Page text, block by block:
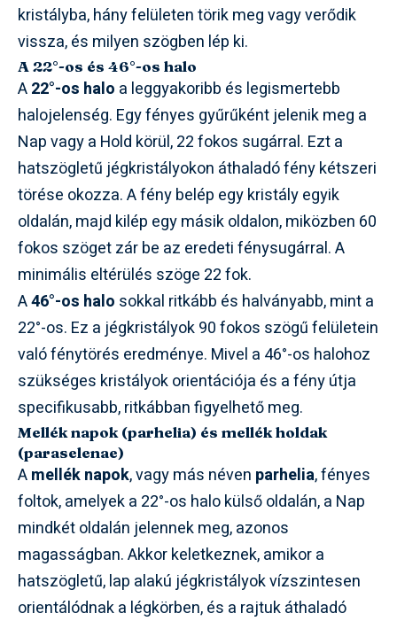
kristályba, hány felületen törik meg vagy verődik
vissza, és milyen szögben lép ki.
A 22°-os és 46°-os halo
A22°-os halo a leggyakoribb és legismertebb
halojelenség. Egy fényes gyűrűként jelenik meg a
Nap vagy a Hold körül, 22 fokos sugárral. Ezt a
hatszögletű jégkristályokon áthaladó fény kétszeri
törése okozza. A fény belép egy kristály egyik
oldalán, majd kilép egy másik oldalon, miközben 60
fokos szöget zár be az eredeti fénysugárral. A
minimális eltérülés szöge 22 fok.
A46°-os halo sokkal ritkább és halványabb, mint a
22°-os. Ez a jégkristályok 90 fokos szögű felületein
való fénytörés eredménye. Mivel a 46°-os halohoz
szükséges kristályok orientációja és a fény útja
specifikusabb, ritkábban figyelhető meg.
Mellék napok (parhelia) és mellék holdak
(paraselenae)
Amellék napok, vagy más néven parhelia, fényes
foltok, amelyek a 22°-os halo külső oldalán, a Nap
mindkét oldalán jelennek meg, azonos
magasságban. Akkor keletkeznek, amikor a
hatszögletű, lap alakú jégkristályok vízszintesen
orientálódnak a légkörben, és a rajtuk áthaladó